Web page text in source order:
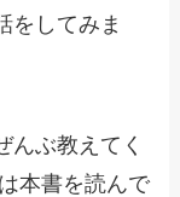
をしてみま
んぶ教えてく
本書を読んで